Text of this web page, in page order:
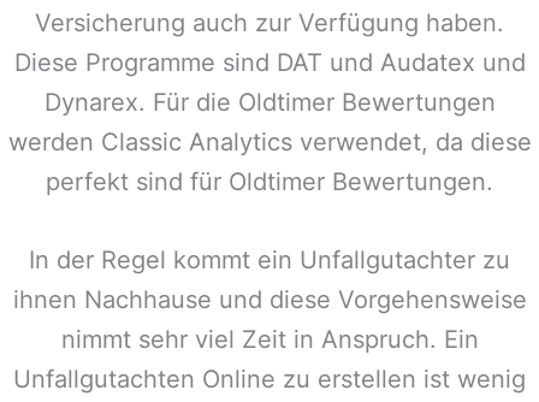
Versicherung auch zur Verfügung haben.
Diese Programme sind DAT und Audatex und
Dynarex. Für die Oldtimer Bewertungen
werden Classic Analytics verwendet, da diese
perfekt sind für Oldtimer Bewertungen.
In der Regel kommt ein Unfallgutachter zu
ihnen Nachhause und diese Vorgehensweise
nimmt sehr viel Zeit in Anspruch. Ein
Unfallgutachten Online zu erstellen ist wenig